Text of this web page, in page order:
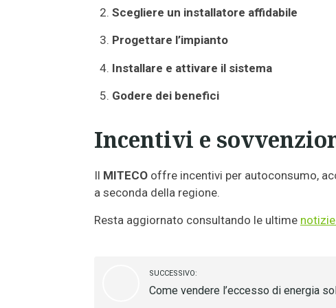
Scegliere un installatore affidabile
Progettare l’impianto
Installare e attivare il sistema
Godere dei benefici
Incentivi e
Il MITECO offre incentivi per autoconsumo,
a seconda della regione.
Resta aggiornato consultando le ultime
SUCCESSIVO:
Come vendere l’eccesso di energia